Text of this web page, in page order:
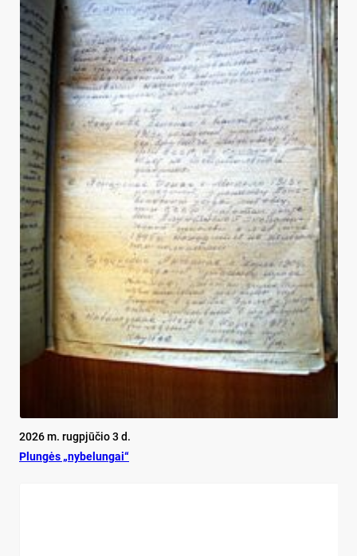
2026 m. rugpjūčio 3 d.
Plun­gės „ny­be­lun­gai“